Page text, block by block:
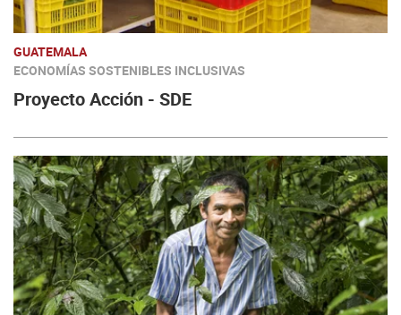
GUATEMALA
ECONOMÍAS SOSTENIBLES INCLUSIVAS
Proyecto Acción - SDE